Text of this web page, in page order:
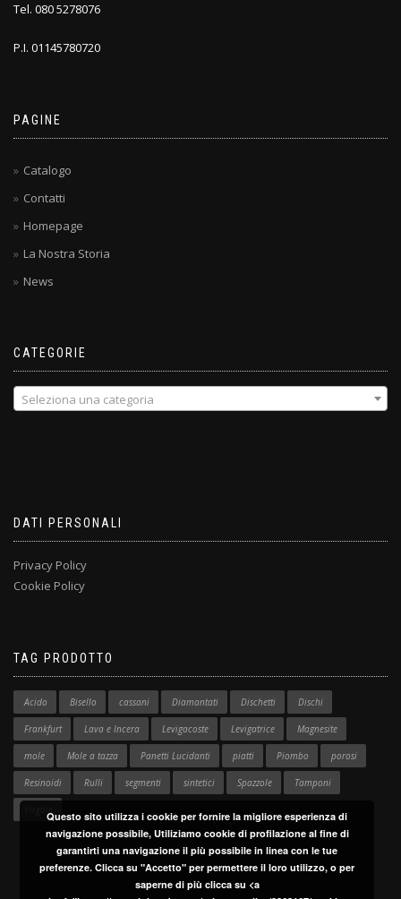
Tel. 080 5278076
P.I. 01145780720
PAGINE
Catalogo
Contatti
Homepage
La Nostra Storia
News
CATEGORIE
Seleziona una categoria
DATI PERSONALI
Privacy Policy
Cookie Policy
TAG PRODOTTO
Acido Bisello cassani Diamantati Dischetti Dischi
Frankfurt Lava e Incera Levigacoste Levigatrice Magnesite
mole Mole a tazza Panetti Lucidanti piatti Piombo porosi
Resinoidi Rulli segmenti sintetici Spazzole Tamponi
Questo sito utilizza i cookie per fornire la migliore esperienza di
navigazione possibile, Utiliziamo cookie di profilazione al fine di
garantirti una navigazione il più possibile in linea con le tue
preferenze. Clicca su "Accetto" per permettere il loro utilizzo, o per
saperne di più clicca su <a